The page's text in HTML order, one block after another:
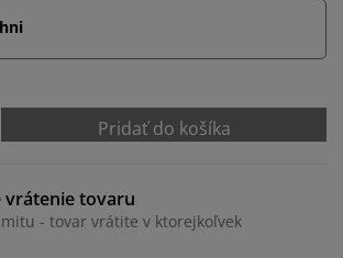
Pridať do košíka
vrátenie tovaru
- tovar vrátite v ktorejkoľvek